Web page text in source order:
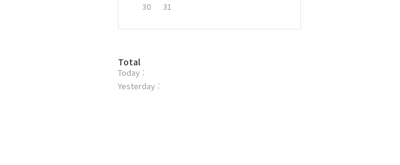
30
31
방
문
자
Total
Today :
Yesterday :